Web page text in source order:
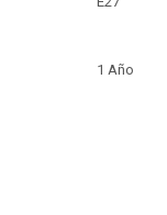
1 Año